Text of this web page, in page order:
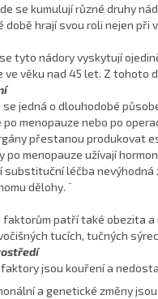
se kumulují různé druhy
době hrají svou roli nejen při
tyto nádory vyskytují
ve věku nad 45 let. Z tohoto
se jedná o dlouhodobé
po menopauze nebo po
přestanou produkovat
po menopauze užívají
substituční léčba nevýhodná
dělohy. ¨
faktorům patří také obezita
tucích, tučných
jsou kouření a
a genetické změny